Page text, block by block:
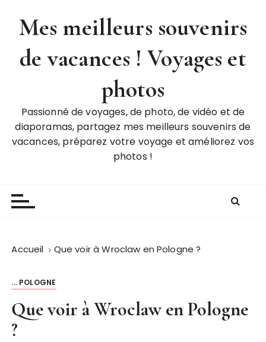
Mes meilleurs souvenirs
de vacances ! Voyages et
photos
Passionné de voyages, de photo, de vidéo et de
diaporamas, partagez mes meilleurs souvenirs de
vacances, préparez votre voyage et améliorez vos
photos !
Accueil Que voir à Wroclaw en Pologne ?
... POLOGNE
Que voir à Wroclaw en Pologne
?